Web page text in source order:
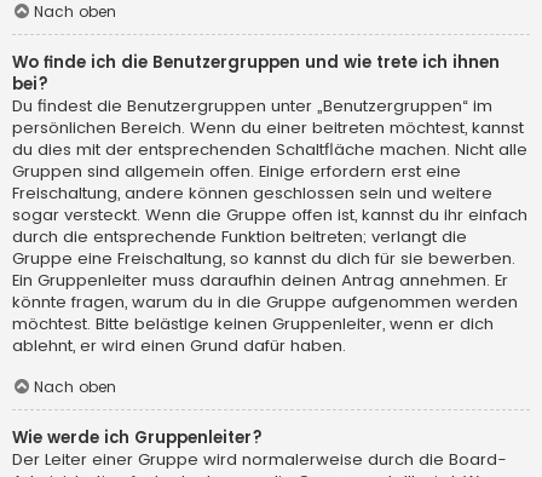
Nach oben
Wo finde ich die Benutzergruppen und wie trete ich ihnen
bei?
Du findest die Benutzergruppen unter „Benutzergruppen“ im
persönlichen Bereich. Wenn du einer beitreten möchtest, kannst
du dies mit der entsprechenden Schaltfläche machen. Nicht alle
Gruppen sind allgemein offen. Einige erfordern erst eine
Freischaltung, andere können geschlossen sein und weitere
sogar versteckt. Wenn die Gruppe offen ist, kannst du ihr einfach
durch die entsprechende Funktion beitreten; verlangt die
Gruppe eine Freischaltung, so kannst du dich für sie bewerben.
Ein Gruppenleiter muss daraufhin deinen Antrag annehmen. Er
könnte fragen, warum du in die Gruppe aufgenommen werden
möchtest. Bitte belästige keinen Gruppenleiter, wenn er dich
ablehnt, er wird einen Grund dafür haben.
Nach oben
Wie werde ich Gruppenleiter?
Der Leiter einer Gruppe wird normalerweise durch die Board-